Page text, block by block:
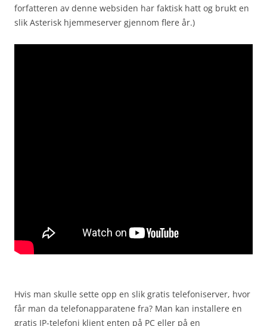
forfatteren av denne websiden har faktisk hatt og brukt en
slik Asterisk hjemmeserver gjennom flere år.)
Hvis man skulle sette opp en slik gratis telefoniserver, hvor
får man da telefonapparatene fra? Man kan installere en
gratis IP-telefoni klient enten på PC eller på en